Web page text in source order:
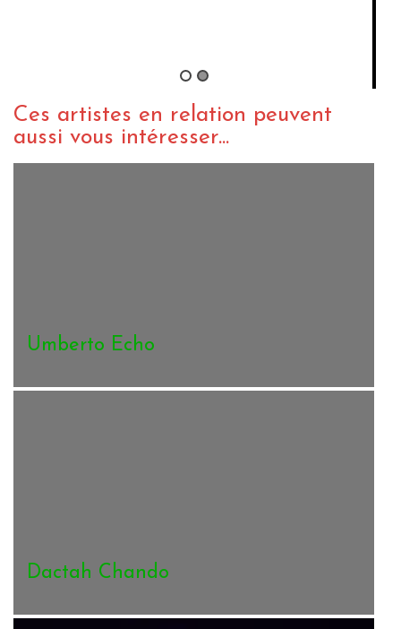
Ces artistes en relation peuvent
aussi vous intéresser...
Umberto Echo
Dactah Chando